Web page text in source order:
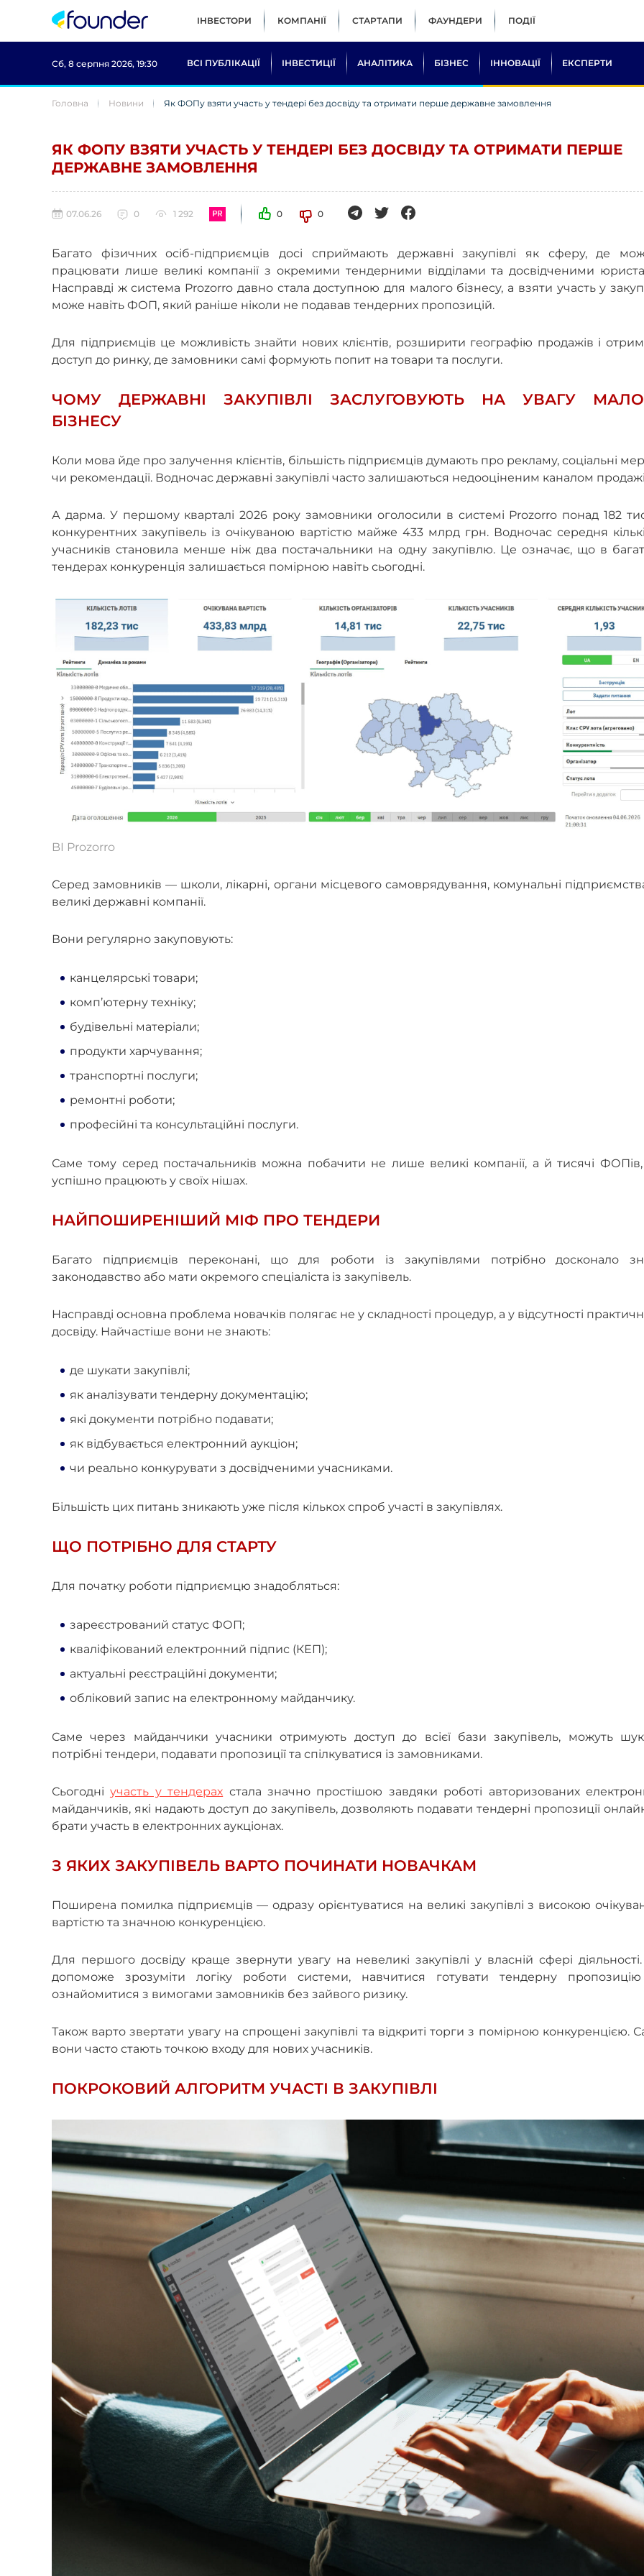
ІНВЕСТОРИ КОМПАНІЇ СТАРТАПИ ФАУНДЕРИ ПОДІЇ
Сб, 8 серпня 2026, 19:30 ВСІ ПУБЛІКАЦІЇ ІНВЕСТИЦІЇ АНАЛІТИКА БІЗНЕС ІННОВАЦІЇ ЕКСПЕРТИ
Головна Новини Як ФОПу взяти участь у тендері без досвіду та отримати перше державне замовлення
ЯК ФОПУ ВЗЯТИ УЧАСТЬ У ТЕНДЕРІ БЕЗ ДОСВІДУ ТА ОТРИМАТИ ПЕРШЕ
ДЕРЖАВНЕ ЗАМОВЛЕННЯ
07.06.26 0 1 292 0 0
Багато фізичних осіб-підприємців досі сприймають державні закупівлі як сферу, де
працювати лише великі компанії з окремими тендерними відділами та досвідченими
Насправді ж система Prozorro давно стала доступною для малого бізнесу, а взяти участь у
може навіть ФОП, який раніше ніколи не подавав тендерних пропозицій.
Для підприємців це можливість знайти нових клієнтів, розширити географію продажів і
доступ до ринку, де замовники самі формують попит на товари та послуги.
ЧОМУ ДЕРЖАВНІ ЗАКУПІВЛІ ЗАСЛУГОВУЮТЬ НА УВАГУ
БІЗНЕСУ
Коли мова йде про залучення клієнтів, більшість підприємців думають про рекламу, соціальні
чи рекомендації. Водночас державні закупівлі часто залишаються недооціненим каналом
А дарма. У першому кварталі 2026 року замовники оголосили в системі Prozorro понад 182
конкурентних закупівель із очікуваною вартістю майже 433 млрд грн. Водночас середня
учасників становила менше ніж два постачальники на одну закупівлю. Це означає, що в
тендерах конкуренція залишається помірною навіть сьогодні.
BI Prozorro
Серед замовників — школи, лікарні, органи місцевого самоврядування, комунальні
великі державні компанії.
Вони регулярно закуповують:
канцелярські товари;
комп’ютерну техніку;
будівельні матеріали;
продукти харчування;
транспортні послуги;
ремонтні роботи;
професійні та консультаційні послуги.
Саме тому серед постачальників можна побачити не лише великі компанії, а й тисячі ФОПів,
успішно працюють у своїх нішах.
НАЙПОШИРЕНІШИЙ МІФ ПРО ТЕНДЕРИ
Багато підприємців переконані, що для роботи із закупівлями потрібно досконало
законодавство або мати окремого спеціаліста із закупівель.
Насправді основна проблема новачків полягає не у складності процедур, а у відсутності
досвіду. Найчастіше вони не знають:
де шукати закупівлі;
як аналізувати тендерну документацію;
які документи потрібно подавати;
як відбувається електронний аукціон;
чи реально конкурувати з досвідченими учасниками.
Більшість цих питань зникають уже після кількох спроб участі в закупівлях.
ЩО ПОТРІБНО ДЛЯ СТАРТУ
Для початку роботи підприємцю знадобляться:
зареєстрований статус ФОП;
кваліфікований електронний підпис (КЕП);
актуальні реєстраційні документи;
обліковий запис на електронному майданчику.
Саме через майданчики учасники отримують доступ до всієї бази закупівель, можуть
потрібні тендери, подавати пропозиції та спілкуватися із замовниками.
Сьогодніучасть у тендерах стала значно простішою завдяки роботі авторизованих
майданчиків, які надають доступ до закупівель, дозволяють подавати тендерні пропозиції
брати участь в електронних аукціонах.
З ЯКИХ ЗАКУПІВЕЛЬ ВАРТО ПОЧИНАТИ НОВАЧКАМ
Поширена помилка підприємців — одразу орієнтуватися на великі закупівлі з високою
вартістю та значною конкуренцією.
Для першого досвіду краще звернути увагу на невеликі закупівлі у власній сфері
допоможе зрозуміти логіку роботи системи, навчитися готувати тендерну
ознайомитися з вимогами замовників без зайвого ризику.
Також варто звертати увагу на спрощені закупівлі та відкриті торги з помірною конкуренцією.
вони часто стають точкою входу для нових учасників.
ПОКРОКОВИЙ АЛГОРИТМ УЧАСТІ В ЗАКУПІВЛІ